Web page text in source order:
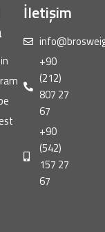
İletişim
+90
(212)
807 27
67
+90
(542)
157 27
67